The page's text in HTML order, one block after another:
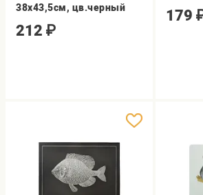
38х43,5см, цв.черный
212 ₽
179